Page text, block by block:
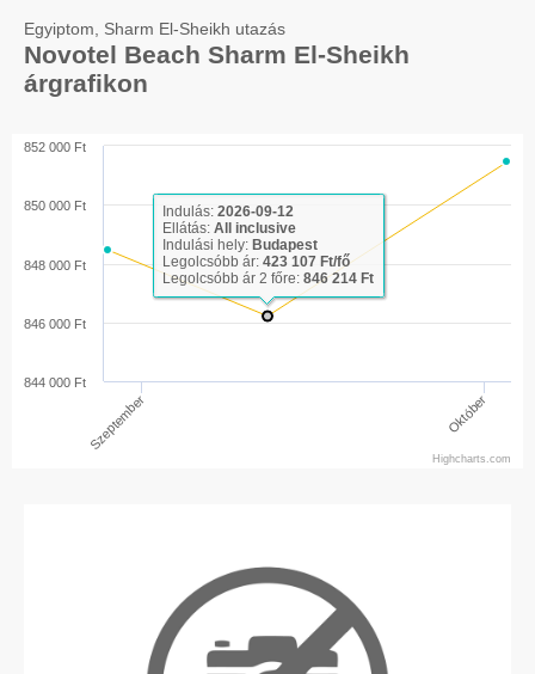
Egyiptom, Sharm El-Sheikh utazás
Novotel Beach Sharm El-Sheikh
árgrafikon
Szeptember Október
844 000 Ft
846 000 Ft
848 000 Ft
850 000 Ft
852 000 Ft
Highcharts.com
Indulás: 2026-09-12
Ellátás: All inclusive
Indulási hely: Budapest
Legolcsóbb ár: 423 107 Ft/fő
Legolcsóbb ár 2 főre: 846 214 Ft